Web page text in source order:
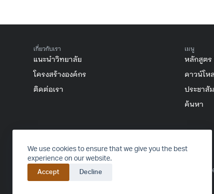
We use cookies to ensure that we give you the best
experience on our website.
Accept Decline
เกี่ยวกับเรา
แนะนำวิทยาลัย
โครงสร้างองค์กร
ติดต่อเรา
เมนู
หลักสูตร
ดาวน์โห
ประชาสั
ค้นหา
FACEBOOKINSTAGRAMYOUTUBE
© 2016-2024 College of Arts, Media and Technology – All rights